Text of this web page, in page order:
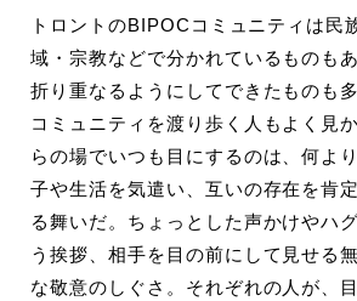
トロントのBIPOCコミュニティは民
域・宗教などで分かれているものも
折り重なるようにしてできたものも
コミュニティを渡り歩く人もよく見
らの場でいつも目にするのは、何よ
子や生活を気遣い、互いの存在を肯
る舞いだ。ちょっとした声かけやハ
う挨拶、相手を目の前にして見せる
な敬意のしぐさ。それぞれの人が、